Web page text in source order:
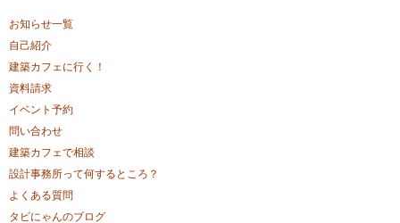
お知らせ一覧
自己紹介
建築カフェに行く！
資料請求
イベント予約
問い合わせ
建築カフェで相談
設計事務所って何するところ？
よくある質問
タビにゃんのブログ